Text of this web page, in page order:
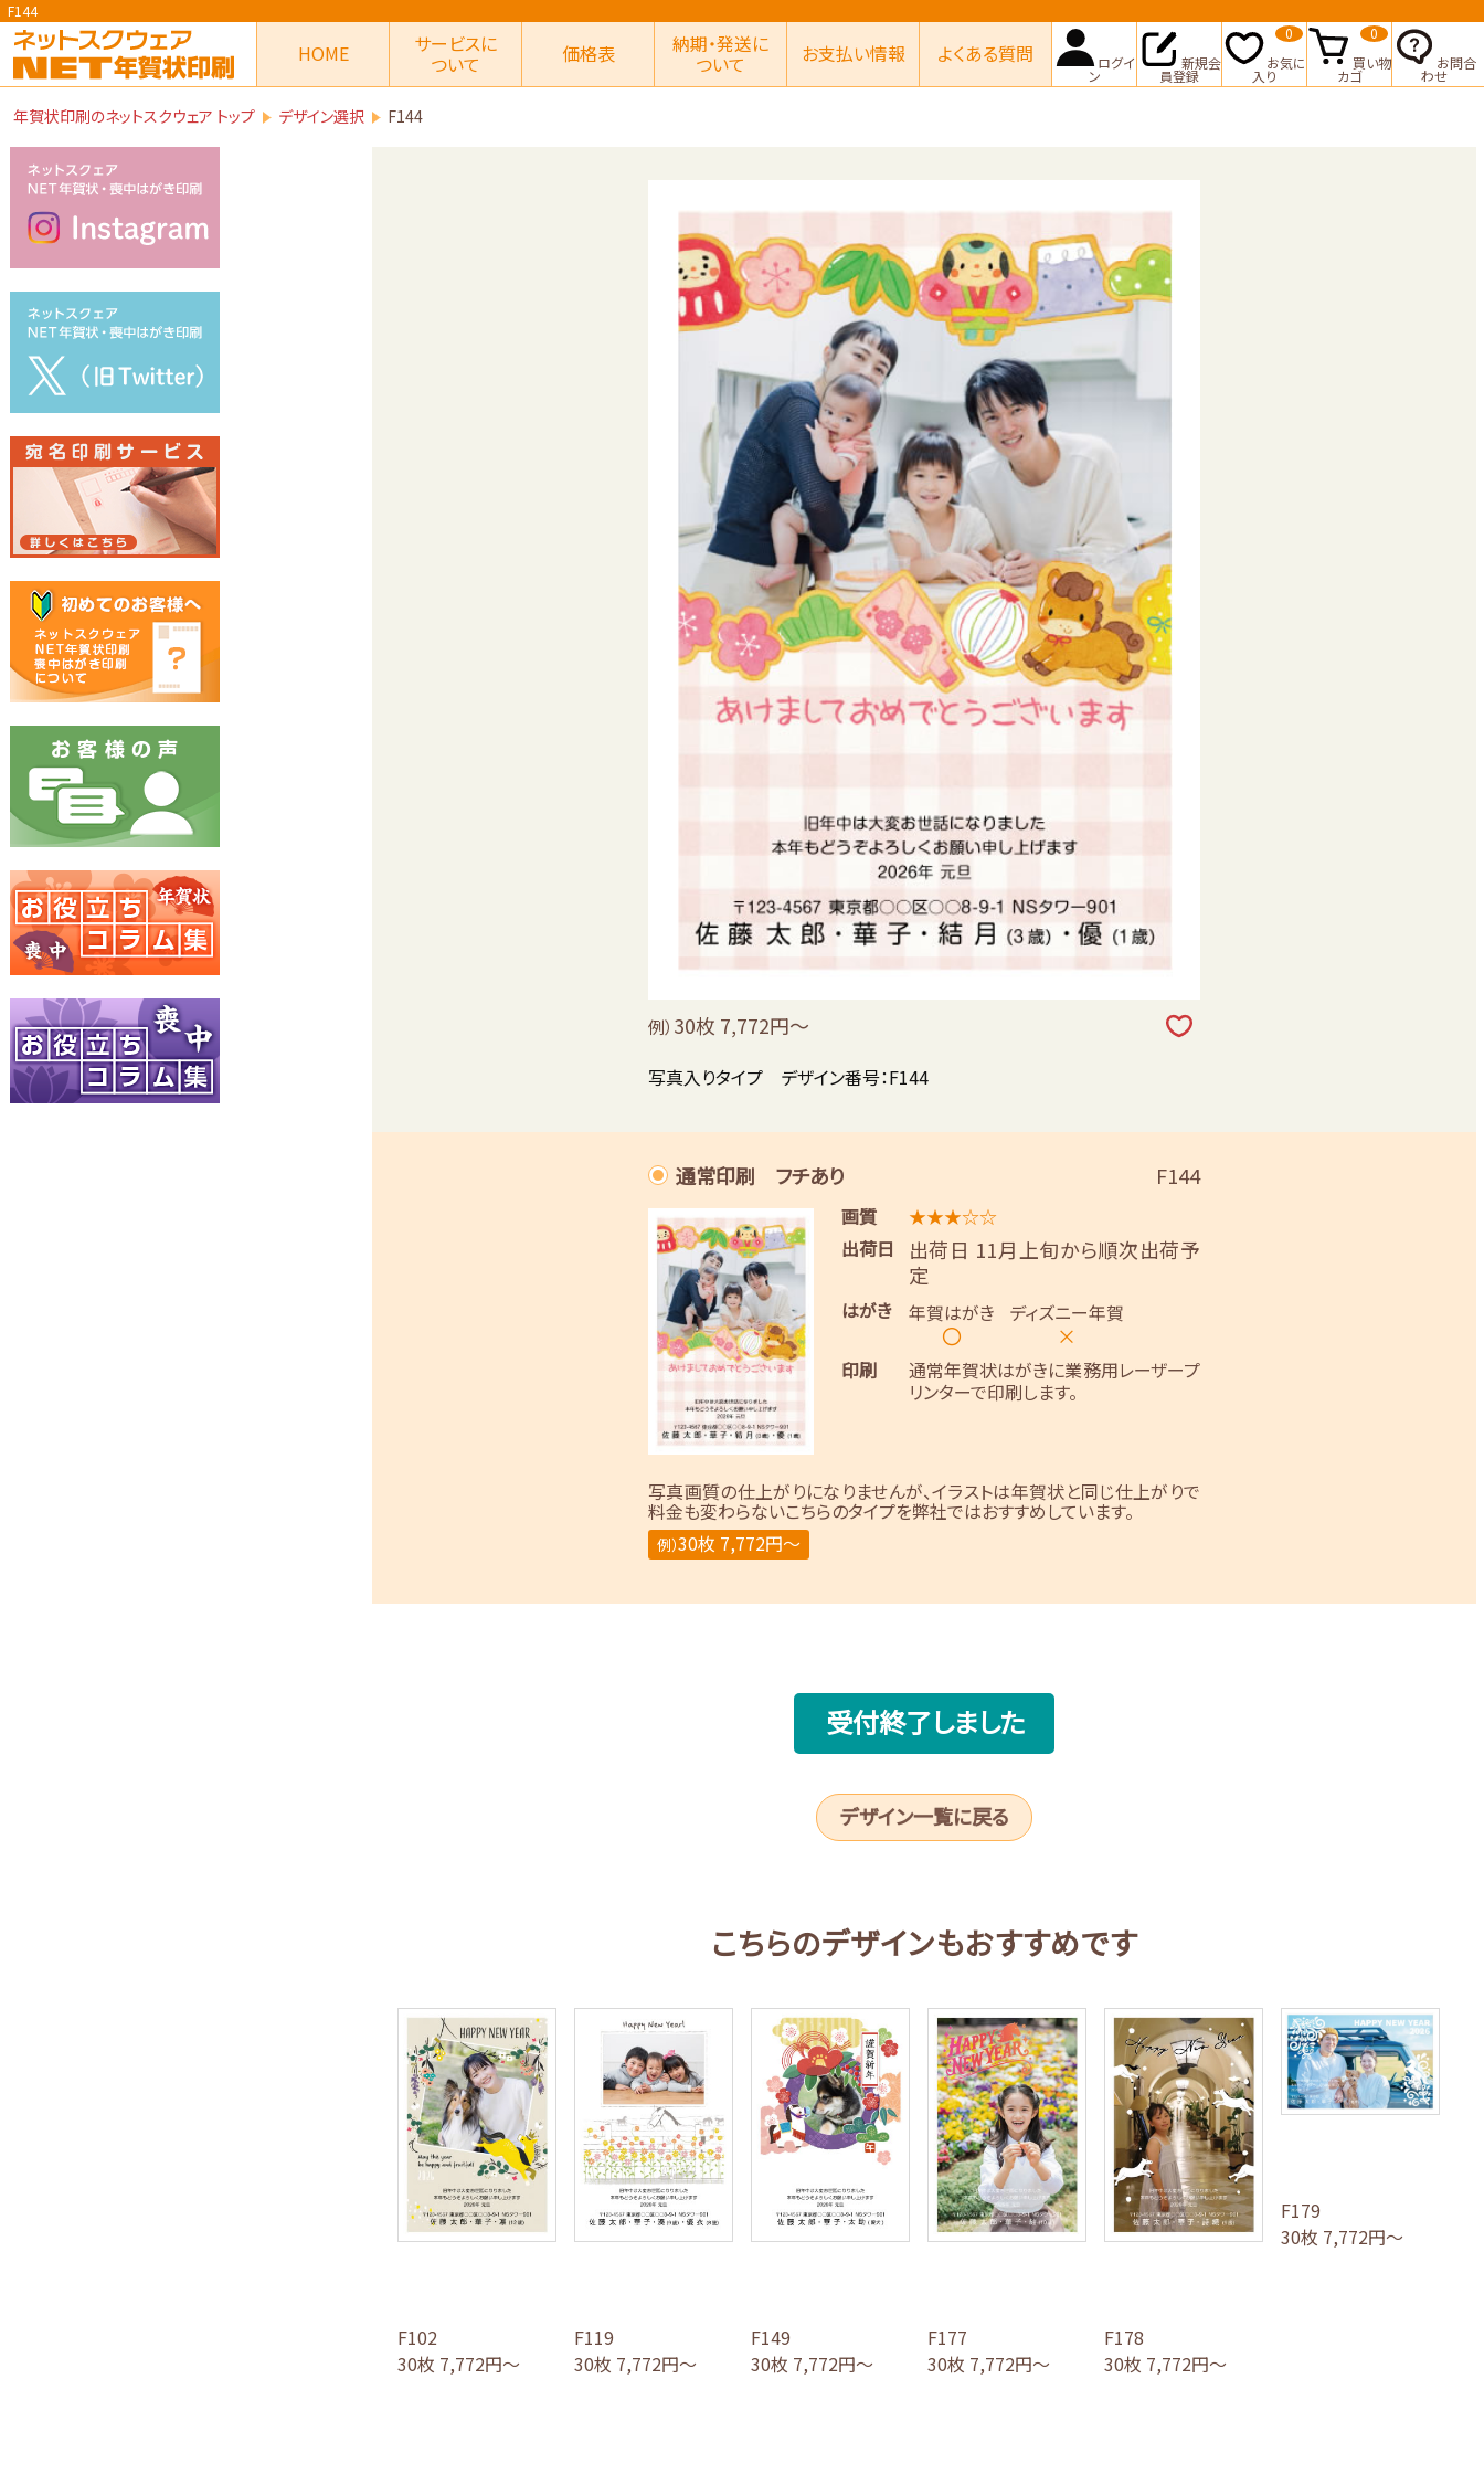
F144
HOME サービスに
ついて 価格表 納期・発送に
ついて お支払い情報 よくある質問 ログイ
ン
新規会
員登録
お気に
入り
0
買い物
カゴ
0
お問合
わせ
年賀状印刷のネットスクウェア トップ デザイン選択 F144
例） 30枚 7,772円～
写真入りタイプ デザイン番号：F144
通常印刷 フチあり F144
画質
★★★☆☆
出荷日
出荷日 11月上旬から順次出荷予
定
はがき 年賀はがき
〇
ディズニー年賀
×
印刷
通常年賀状はがきに業務用レーザープ
リンターで印刷します。
写真画質の仕上がりになりませんが、イラストは年賀状と同じ仕上がりで
料金も変わらないこちらのタイプを弊社ではおすすめしています。
例）30枚 7,772円～
受付終了しました
デザイン一覧に戻る
こちらのデザインもおすすめです
F102
30枚 7,772円～
F119
30枚 7,772円～
F149
30枚 7,772円～
F177
30枚 7,772円～
F178
30枚 7,772円～
F179
30枚 7,772円～